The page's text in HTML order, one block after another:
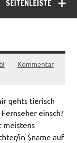
SEITENLEISTE
Kommentar
gehts tierisch
einsch?
meistens
in $name auf